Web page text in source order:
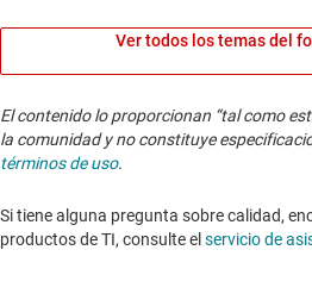
Ver todos los temas del
El contenido lo proporcionan “tal como
la comunidad y no constituye
términos de uso.
Si tiene alguna pregunta sobre calidad,
productos de TI, consulte elservicio de